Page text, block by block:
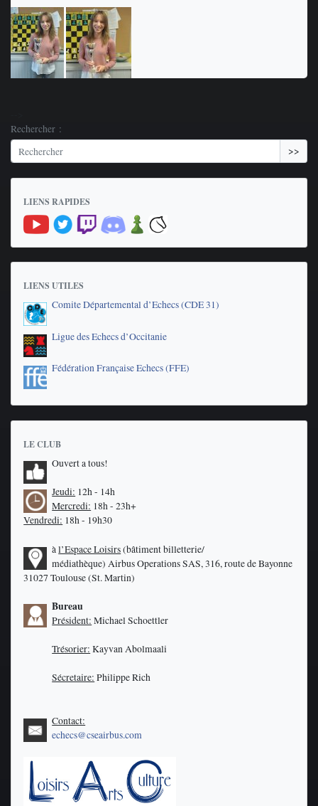
Rechercher :
>>
LIENS RAPIDES
LIENS UTILES
Comite Départemental d’Echecs (CDE 31)
Ligue des Echecs d’Occitanie
Fédération Française Echecs (FFE)
LE CLUB
Ouvert a tous!
Jeudi: 12h - 14h
Mercredi: 18h - 23h+
Vendredi: 18h - 19h30
àl’Espace Loisirs(bâtiment billetterie/
médiathèque) Airbus Operations SAS, 316, route de Bayonne
31027 Toulouse (St. Martin)
Bureau
Président: Michael Schoettler
Trésorier: Kayvan Abolmaali
Sécretaire: Philippe Rich
Contact:
echecs@cseairbus.com